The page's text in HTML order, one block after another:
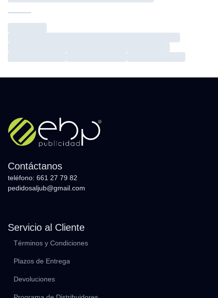
Contáctanos
teléfono: 661 27 79 82
pedidosaljub@gmail.com
Servicio al Cliente
Términos y Condiciones
Plazos de Entrega
Devoluciones